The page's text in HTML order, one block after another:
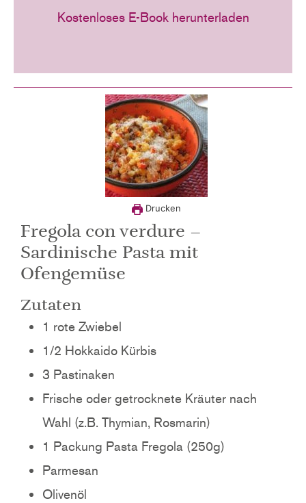
Kostenloses E-Book herunterladen
Drucken
Fregola con verdure –
Sardinische Pasta mit
Ofengemüse
Zutaten
1 rote Zwiebel
1/2 Hokkaido Kürbis
3 Pastinaken
Frische oder getrocknete Kräuter nach
Wahl (z.B. Thymian, Rosmarin)
1 Packung Pasta Fregola (250g)
Parmesan
Olivenöl